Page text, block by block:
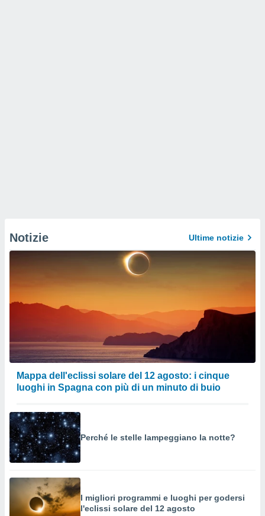
Notizie Ultime notizie
Mappa dell'eclissi solare del 12 agosto: i cinque
luoghi in Spagna con più di un minuto di buio
Perché le stelle lampeggiano la notte?
I migliori programmi e luoghi per godersi
l'eclissi solare del 12 agosto